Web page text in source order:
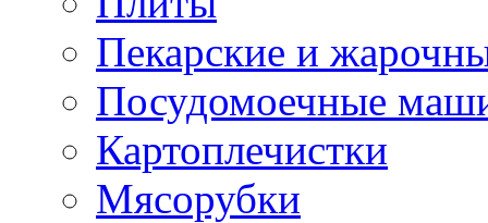
Пекарские и
Посудомоечные
Картоплечистки
Мясорубки